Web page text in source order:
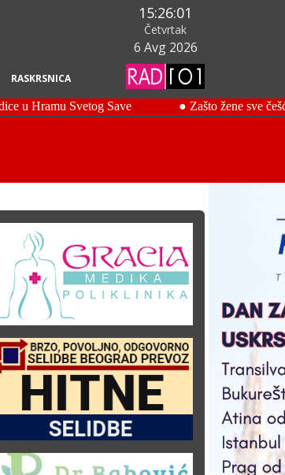
RASKRSNICA
15:26:02
Četvrtak
6 Avg 2026